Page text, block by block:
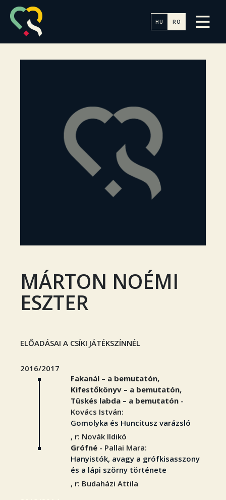
HU RO
MÁRTON NOÉMI
ESZTER
ELŐADÁSAI A CSÍKI JÁTÉKSZÍNNÉL
2016/2017
Fakanál – a bemutatón,
Kifestőkönyv – a bemutatón,
Tüskés labda – a bemutatón -
Kovács István:
Gomolyka és Huncitusz varázsló
, r: Novák Ildikó
Grófné - Pallai Mara:
Hanyistók, avagy a grófkisasszony
és a lápi szörny története
, r: Budaházi Attila